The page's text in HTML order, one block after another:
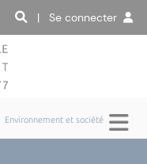
| Se connecter
Environnement et société